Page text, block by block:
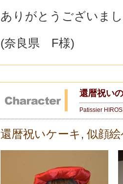
ありがとうございま
(奈良県 F様)
還暦祝い
Patissier
還暦祝いケーキ , 似顔